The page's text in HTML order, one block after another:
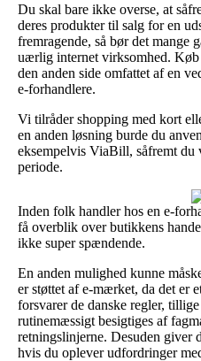
Du skal bare ikke overse, at
deres produkter til salg for en
fremragende, så bør det mange
uærlig internet virksomhed.
den anden side omfattet af en
e-forhandlere.
Vi tilråder shopping med kort
en anden løsning burde du
eksempelvis ViaBill, såfremt du
periode.
Inden folk handler hos en e-
få overblik over butikkens
ikke super spændende.
En anden mulighed kunne
er støttet af e-mærket, da det er
forsvarer de danske regler,
rutinemæssigt besigtiges af
retningslinjerne. Desuden giver
hvis du oplever udfordringer